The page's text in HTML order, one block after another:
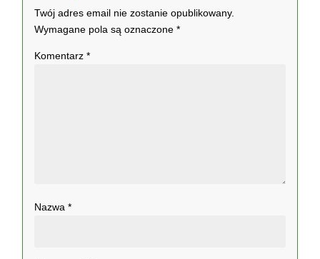
Twój adres email nie zostanie opublikowany.
Wymagane pola są oznaczone*
Komentarz*
Nazwa*